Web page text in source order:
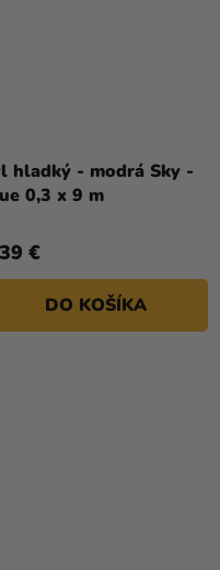
hladký - modrá Sky -
0,3 x 9 m
€
DO KOŠÍKA